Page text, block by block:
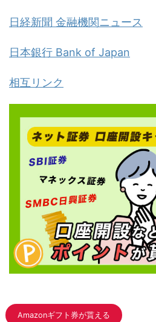
日経新聞 金融機関ニュース
日本銀行 Bank of Japan
相互リンク
Amazonギフト券が貰える